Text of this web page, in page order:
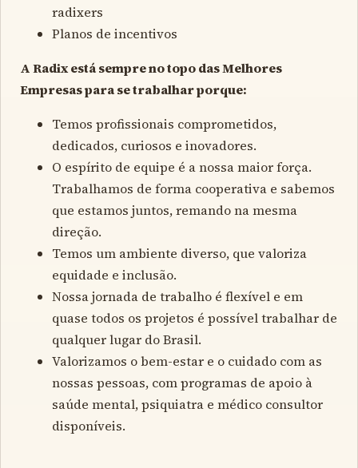
radixers
Planos de incentivos
A Radix está sempre no topo das Melhores
Empresas para se trabalhar porque:
Temos profissionais comprometidos,
dedicados, curiosos e inovadores.
O espírito de equipe é a nossa maior força.
Trabalhamos de forma cooperativa e sabemos
que estamos juntos, remando na mesma
direção.
Temos um ambiente diverso, que valoriza
equidade e inclusão.
Nossa jornada de trabalho é flexível e em
quase todos os projetos é possível trabalhar de
qualquer lugar do Brasil.
Valorizamos o bem-estar e o cuidado com as
nossas pessoas, com programas de apoio à
saúde mental, psiquiatra e médico consultor
disponíveis.